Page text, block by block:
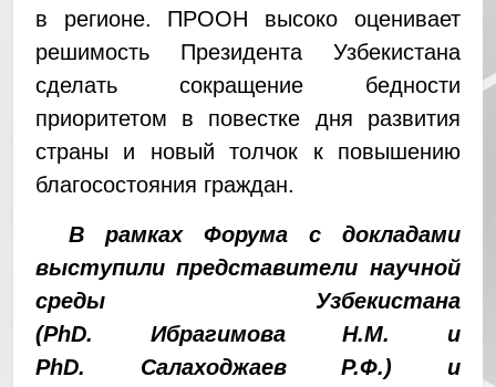
в регионе. ПРООН высоко оценивает
решимость Президента Узбекистана
сделать сокращение бедности
приоритетом в повестке дня развития
страны и новый толчок к повышению
благосостояния граждан.
В рамках Форума с докладами
выступили представители научной
среды Узбекистана
(PhD. Ибрагимова Н.М. и
PhD. Салаходжаев Р.Ф.) и